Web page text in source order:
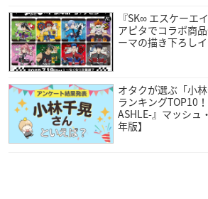
『SK∞ エスケーエ
アピタでコラボ商
ーマの描き下ろし
オタクが選ぶ「小
ランキングTOP10
ASHLE-』マッシュ
年版】